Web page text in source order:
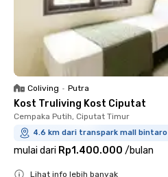
Coliving • Putra
Kost Truliving Kost Ciputat
Cempaka Putih, Ciputat Timur
4.6 km dari transpark mall bintaro
mulai dari Rp1.400.000 /bulan
Lihat info lebih banyak